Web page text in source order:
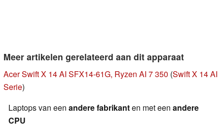
Meer artikelen gerelateerd aan dit apparaat
Acer Swift X 14 AI SFX14-61G, Ryzen AI 7 350 (Swift X 14 AI
Serie)
Laptops van een andere fabrikanten met een andere
CPU